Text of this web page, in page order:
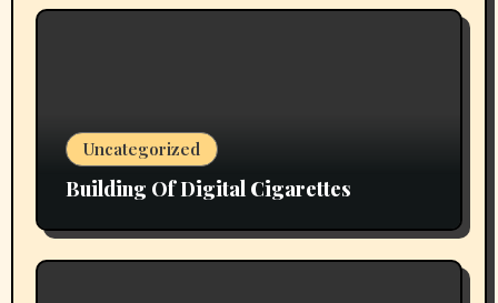
Uncategorized
Building Of Digital Cigarettes